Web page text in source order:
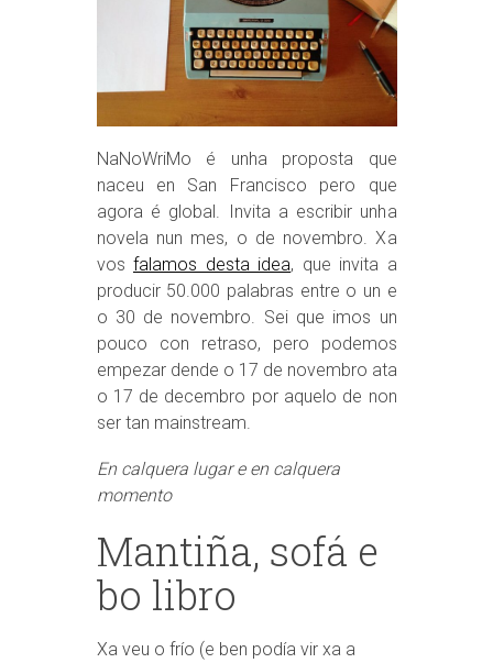
NaNoWriMo é unha proposta que
naceu en San Francisco pero que
agora é global. Invita a escribir unha
novela nun mes, o de novembro. Xa
vos falamos desta idea, que invita a
producir 50.000 palabras entre o un e
o 30 de novembro. Sei que imos un
pouco con retraso, pero podemos
empezar dende o 17 de novembro ata
o 17 de decembro por aquelo de non
ser tan mainstream.
En calquera lugar e en calquera
momento
Mantiña, sofá e
bo libro
Xa veu o frío (e ben podía vir xa a